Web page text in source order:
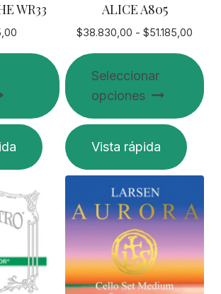
WR33
ALICE A805
$38.830,00 - $51.185,00
hasta
Seleccionar
opciones
Este
producto
tiene
múltiples
variantes.
Las
opciones
se
pueden
Vista rápida